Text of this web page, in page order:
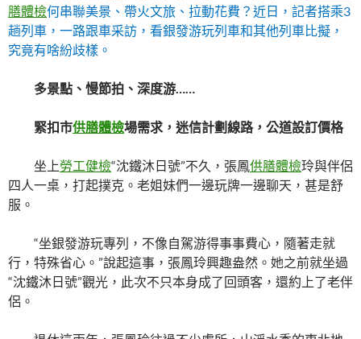
膳體檢何串聯美景、帶火文旅、拉動花費？近日，記者搭乘3
趟列車，一路跟車采訪，看銀發游玩列車和其他列車比擬，
究竟有啥紛歧樣。
多景點、慢節拍、深度游……
緊扣市供膳體檢場需求，迷信計劃線路，公道設訂價格
坐上勞工健檢“沈鐵沐日號”不久，張鳳供膳體檢玲與伴侶
四人一桌，打起撲克。老姐妹們一邊玩牌一邊聊天，甚是舒
服。
“坐銀發游玩專列，不像自駕游得事事費心，隨著走就
行，特殊省心。”說起這事，張鳳玲興趣盎然。她之前就坐過
“沈鐵沐日號”觀光，此次不只本身成了回頭客，還約上了老伴
侶。